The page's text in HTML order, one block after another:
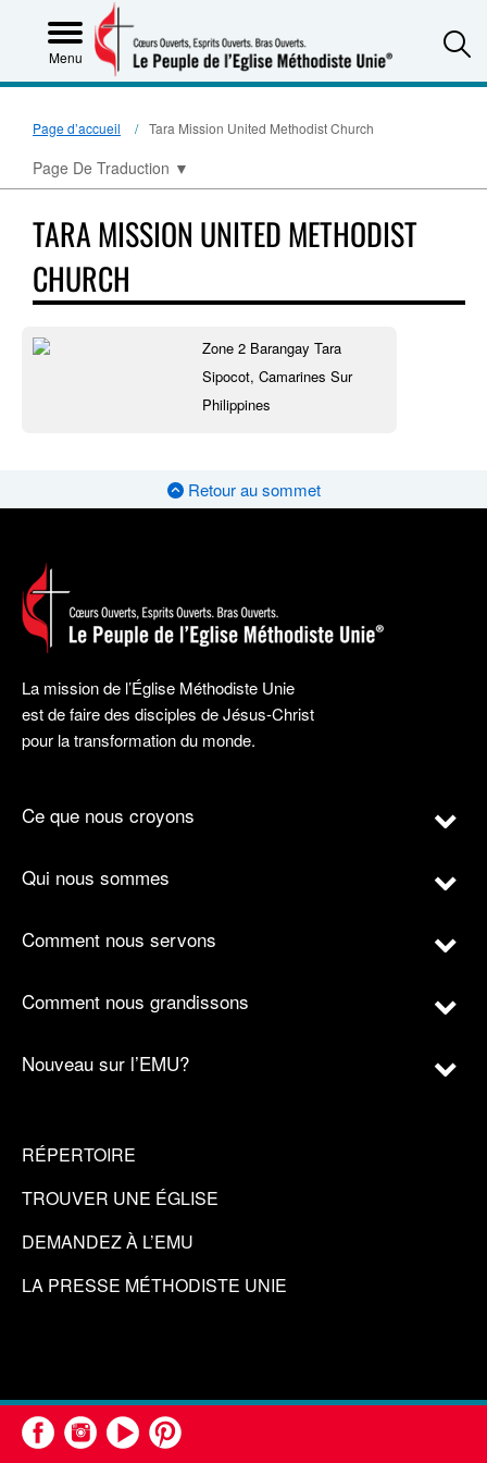
Menu
Page d’accueil Tara Mission United Methodist Church
Page De Traduction ▼
TARA MISSION UNITED METHODIST
CHURCH
Zone 2 Barangay Tara
Sipocot, Camarines Sur
Philippines
Retour au sommet
La mission de l’Église Méthodiste Unie
est de faire des disciples de Jésus-Christ
pour la transformation du monde.
Ce que nous croyons
Qui nous sommes
Comment nous servons
Comment nous grandissons
Nouveau sur l’EMU?
RÉPERTOIRE
TROUVER UNE ÉGLISE
DEMANDEZ À L’EMU
LA PRESSE MÉTHODISTE UNIE